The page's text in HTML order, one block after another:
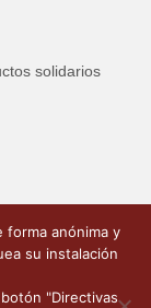
solidarios
forma anónima y
su instalación
"Directivas